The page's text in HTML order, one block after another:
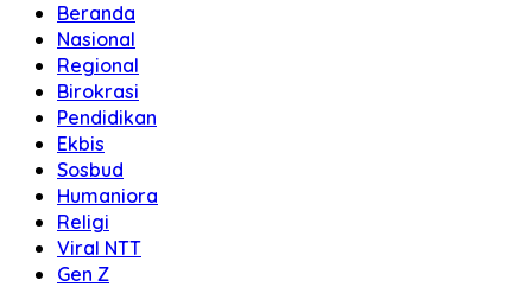
Beranda
Nasional
Regional
Birokrasi
Pendidikan
Ekbis
Sosbud
Humaniora
Religi
Viral NTT
Gen Z